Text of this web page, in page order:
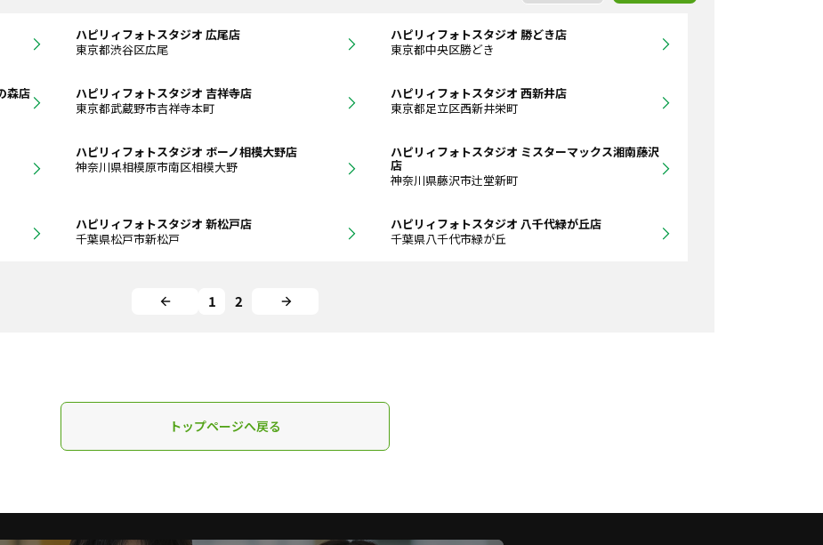
ハピリィフォトスタジオ 広尾店
東京都渋谷区広尾
ハピリィフォトスタジオ 勝どき店
東京都中央区勝どき
森店
ハピリィフォトスタジオ 吉祥寺店
東京都武蔵野市吉祥寺本町
ハピリィフォトスタジオ 西新井店
東京都足立区西新井栄町
ハピリィフォトスタジオ ボーノ相模大野店
神奈川県相模原市南区相模大野
ハピリィフォトスタジオ ミスターマックス湘南藤沢
店
神奈川県藤沢市辻堂新町
ハピリィフォトスタジオ 新松戸店
千葉県松戸市新松戸
ハピリィフォトスタジオ 八千代緑が丘店
千葉県八千代市緑が丘
1 2
トップページへ戻る